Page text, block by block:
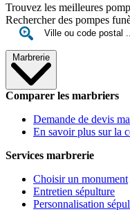
Trouvez les meilleures
Rechercher des pompes
Marbrerie
Comparer les marbriers
Demande de devis
En savoir plus sur la
Services marbrerie
Choisir un monument
Entretien sépulture
Personnalisation